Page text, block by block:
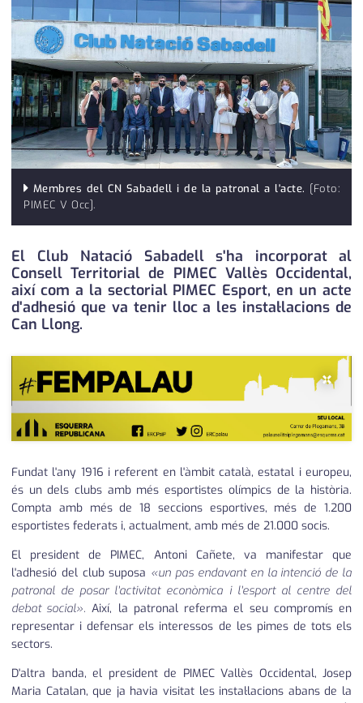
opinió
política
promo serveis
reportatge
salut
successos
urbanisme
Membres del CN Sabadell i de la patronal a l'acte. [Foto:
PIMEC V Occ].
El Club Natació Sabadell s'ha incorporat al
Consell Territorial de PIMEC Vallès Occidental,
així com a la sectorial PIMEC Esport, en un acte
d'adhesió que va tenir lloc a les instal·lacions de
Can Llong.
×
Fundat l'any 1916 i referent en l'àmbit català, estatal i europeu,
és un dels clubs amb més esportistes olímpics de la història.
Compta amb més de 18 seccions esportives, més de 1.200
esportistes federats i, actualment, amb més de 21.000 socis.
El president de PIMEC, Antoni Cañete, va manifestar que
l'adhesió del club suposa «un pas endavant en la intenció de la
patronal de posar l'activitat econòmica i l'esport al centre del
debat social». Així, la patronal referma el seu compromís en
representar i defensar els interessos de les pimes de tots els
sectors.
D'altra banda, el president de PIMEC Vallès Occidental, Josep
Maria Catalan, que ja havia visitat les instal·lacions abans de la